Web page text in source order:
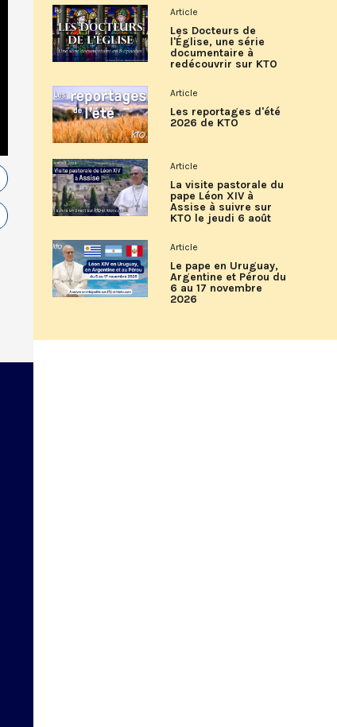
Article
Les Docteurs de
l'Église, une série
documentaire à
redécouvrir sur KTO
Article
Les reportages d'été
2026 de KTO
Article
La visite pastorale du
pape Léon XIV à
Assise à suivre sur
KTO le jeudi 6 août
Article
Le pape en Uruguay,
Argentine et Pérou du
6 au 17 novembre
2026